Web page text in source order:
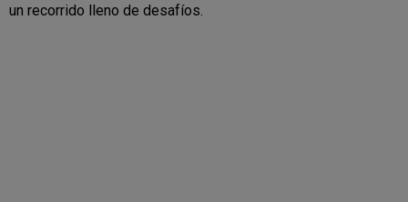
un recorrido lleno de desafíos.